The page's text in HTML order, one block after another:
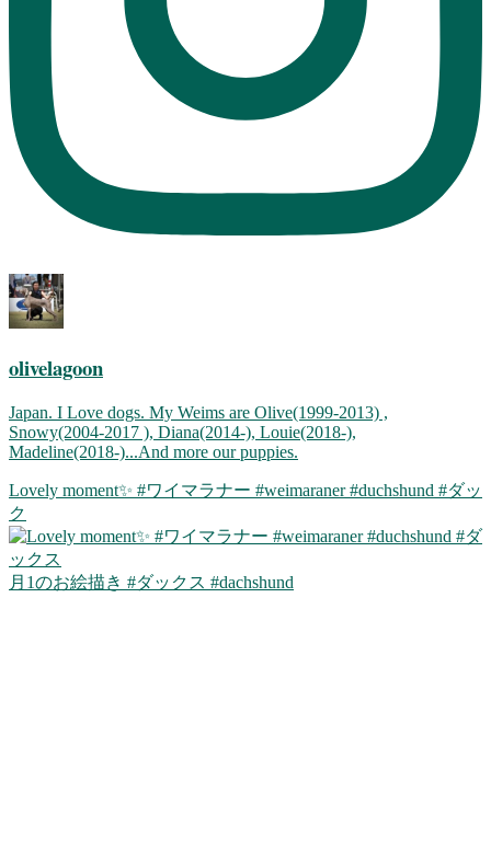
olivelagoon
Japan. I Love dogs. My Weims are Olive(1999-2013) ,
Snowy(2004-2017 ), Diana(2014-), Louie(2018-),
Madeline(2018-)...And more our puppies.
Lovely moment✨ #ワイマラナー #weimaraner #duchshund #ダッ
ク
月1のお絵描き #ダックス #dachshund